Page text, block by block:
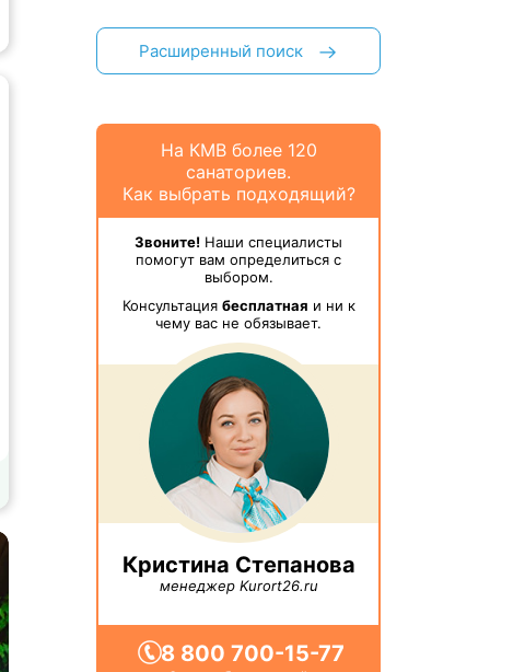
Расширенный поиск
На КМВ более 120
санаториев.
Как выбрать подходящий?
Звоните! Наши специалисты
помогут вам определиться с
выбором.
Консультация бесплатная и ни к
чему вас не обязывает.
Кристина Степанова
менеджер Kurort26.ru
8 800 700-15-77